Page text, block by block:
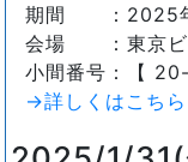
期間 ：2025年
会場 ：東京ビ
小間番号：【 20-
→詳しくはこちら